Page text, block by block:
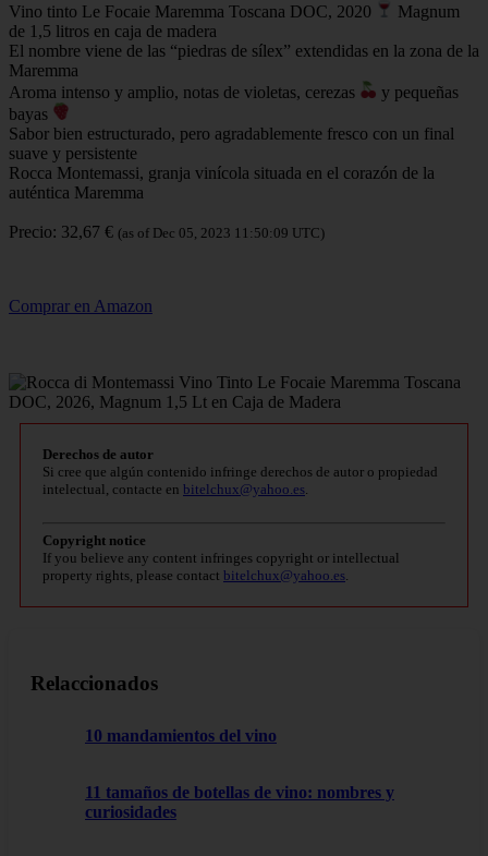
Vino tinto Le Focaie Maremma Toscana DOC, 2020
Magnum
de 1,5 litros en caja de madera
El nombre viene de las “piedras de sílex” extendidas en la zona de la
Maremma
Aroma intenso y amplio, notas de violetas, cerezas
y pequeñas
bayas
Sabor bien estructurado, pero agradablemente fresco con un final
suave y persistente
Rocca Montemassi, granja vinícola situada en el corazón de la
auténtica Maremma
Precio: 32,67 € (as of Dec 05, 2023 11:50:09 UTC)
Comprar en Amazon
Derechos de autor
Si cree que algún contenido infringe derechos de autor o propiedad
intelectual, contacte en bitelchux@yahoo.es
Copyright notice
If you believe any content infringes copyright or intellectual
property rights, please contact bitelchux@yahoo.es
Relaccionados
10 mandamientos del vino
11 tamaños de botellas de vino: nombres y
curiosidades